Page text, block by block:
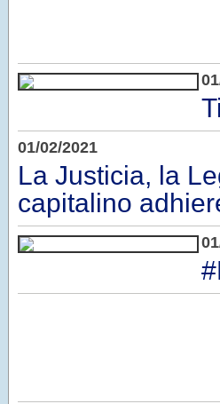
01/02/2021
La Justicia, la
capitalino